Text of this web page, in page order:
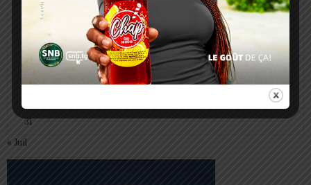
5 8 9
12 14
17 18 19 20 21 22 23
30
31
« Juil